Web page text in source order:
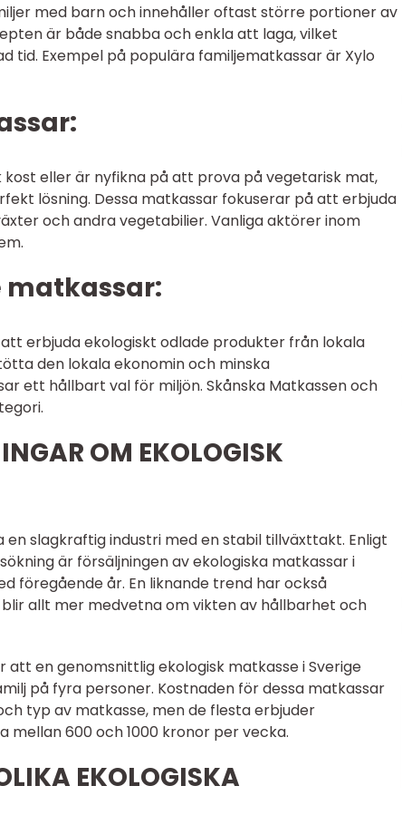
med barn och innehåller oftast större portioner av
är både snabba och enkla att laga, vilket
tid. Exempel på populära familjematkassar är Xylo
eller är nyfikna på att prova på vegetarisk mat,
lösning. Dessa matkassar fokuserar på att erbjuda
och andra vegetabilier. Vanliga aktörer inom
matkassar:
erbjuda ekologiskt odlade produkter från lokala
den lokala ekonomin och minska
ett hållbart val för miljön. Skånska Matkassen och
OM EKOLOGISK
en slagkraftig industri med en stabil tillväxttakt. Enligt
är försäljningen av ekologiska matkassar i
föregående år. En liknande trend har också
allt mer medvetna om vikten av hållbarhet och
en genomsnittlig ekologisk matkasse i Sverige
på fyra personer. Kostnaden för dessa matkassar
typ av matkasse, men de flesta erbjuder
mellan 600 och 1000 kronor per vecka.
EKOLOGISKA